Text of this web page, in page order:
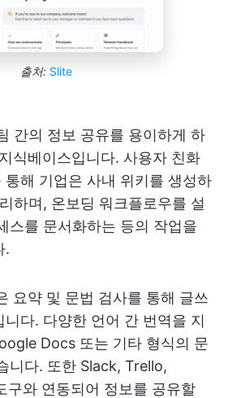
출처: Slite
간의 정보 공유를 용이하게 하
식베이스입니다. 사용자 친화
통해 기업은 사내 위키를 생성하
하며, 온보딩 워크플로우를 설
스를 문서화하는 등의 작업을
.
요약 및 문법 검사를 통해 글쓰
다. 다양한 언어 간 번역을 지
Docs 또는 기타 형식의 문
니다. 또한 Slack, Trello,
구와 연동되어 정보를 공유할